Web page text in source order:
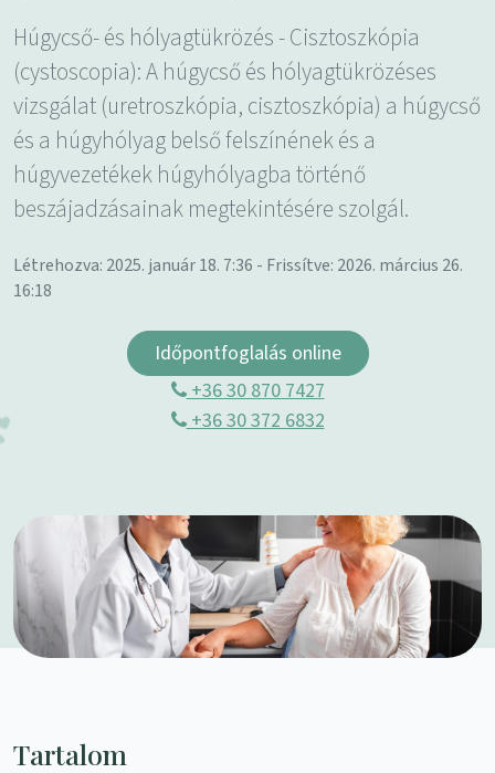
Húgycső- és hólyagtükrözés - Cisztoszkópia
(cystoscopia): A húgycső és hólyagtükrözéses
vizsgálat (uretroszkópia, cisztoszkópia) a húgycső
és a húgyhólyag belső felszínének és a
húgyvezetékek húgyhólyagba történő
beszájadzásainak megtekintésére szolgál.
Létrehozva: 2025. január 18. 7:36 - Frissítve: 2026. március 26.
16:18
Időpontfoglalás online
+36 30 870 7427
+36 30 372 6832
Tartalom